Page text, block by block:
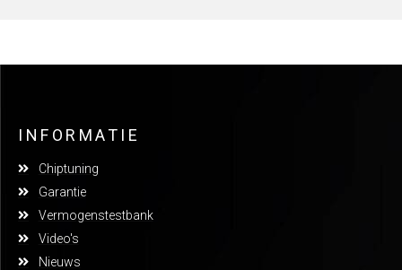
INFORMATIE
Chiptuning
Garantie
Vermogenstestbank
Video's
Nieuws